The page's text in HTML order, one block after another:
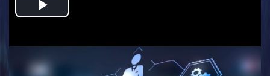
Play
Video